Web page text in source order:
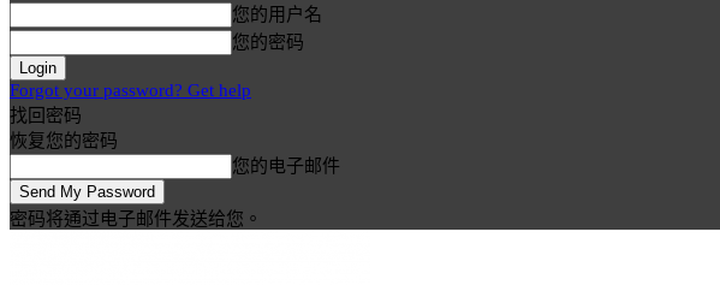
您的用户名
您的密码
Forgot your password? Get help
找回密码
恢复您的密码
您的电子邮件
密码将通过电子邮件发送给您。